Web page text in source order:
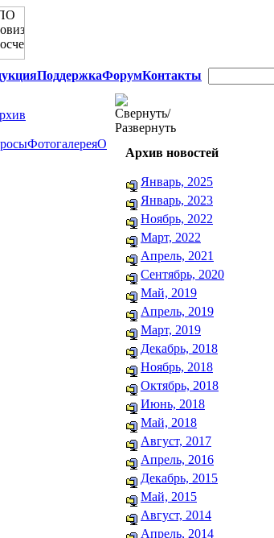
ПоддержкаФорумКонтакты
ФотогалереяО
Архив новостей
Январь, 2025
Январь, 2023
Ноябрь, 2022
Март, 2022
Апрель, 2021
Сентябрь, 2020
Май, 2019
Апрель, 2019
Март, 2019
Декабрь, 2018
Ноябрь, 2018
Октябрь, 2018
Июнь, 2018
Май, 2018
Август, 2017
Апрель, 2016
Декабрь, 2015
Май, 2015
Август, 2014
Апрель, 2014